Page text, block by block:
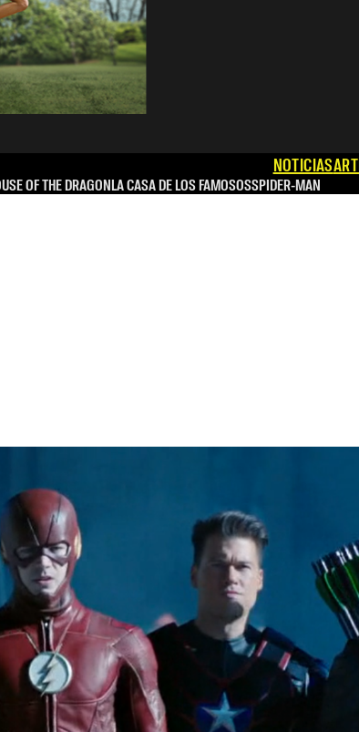
NOTICIAS
OF THE DRAGONLA CASA DE LOS FAMOSOSSPIDER-MAN